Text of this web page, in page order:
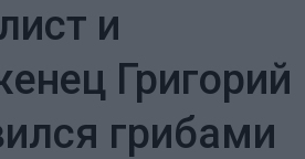
и
Григорий
грибами